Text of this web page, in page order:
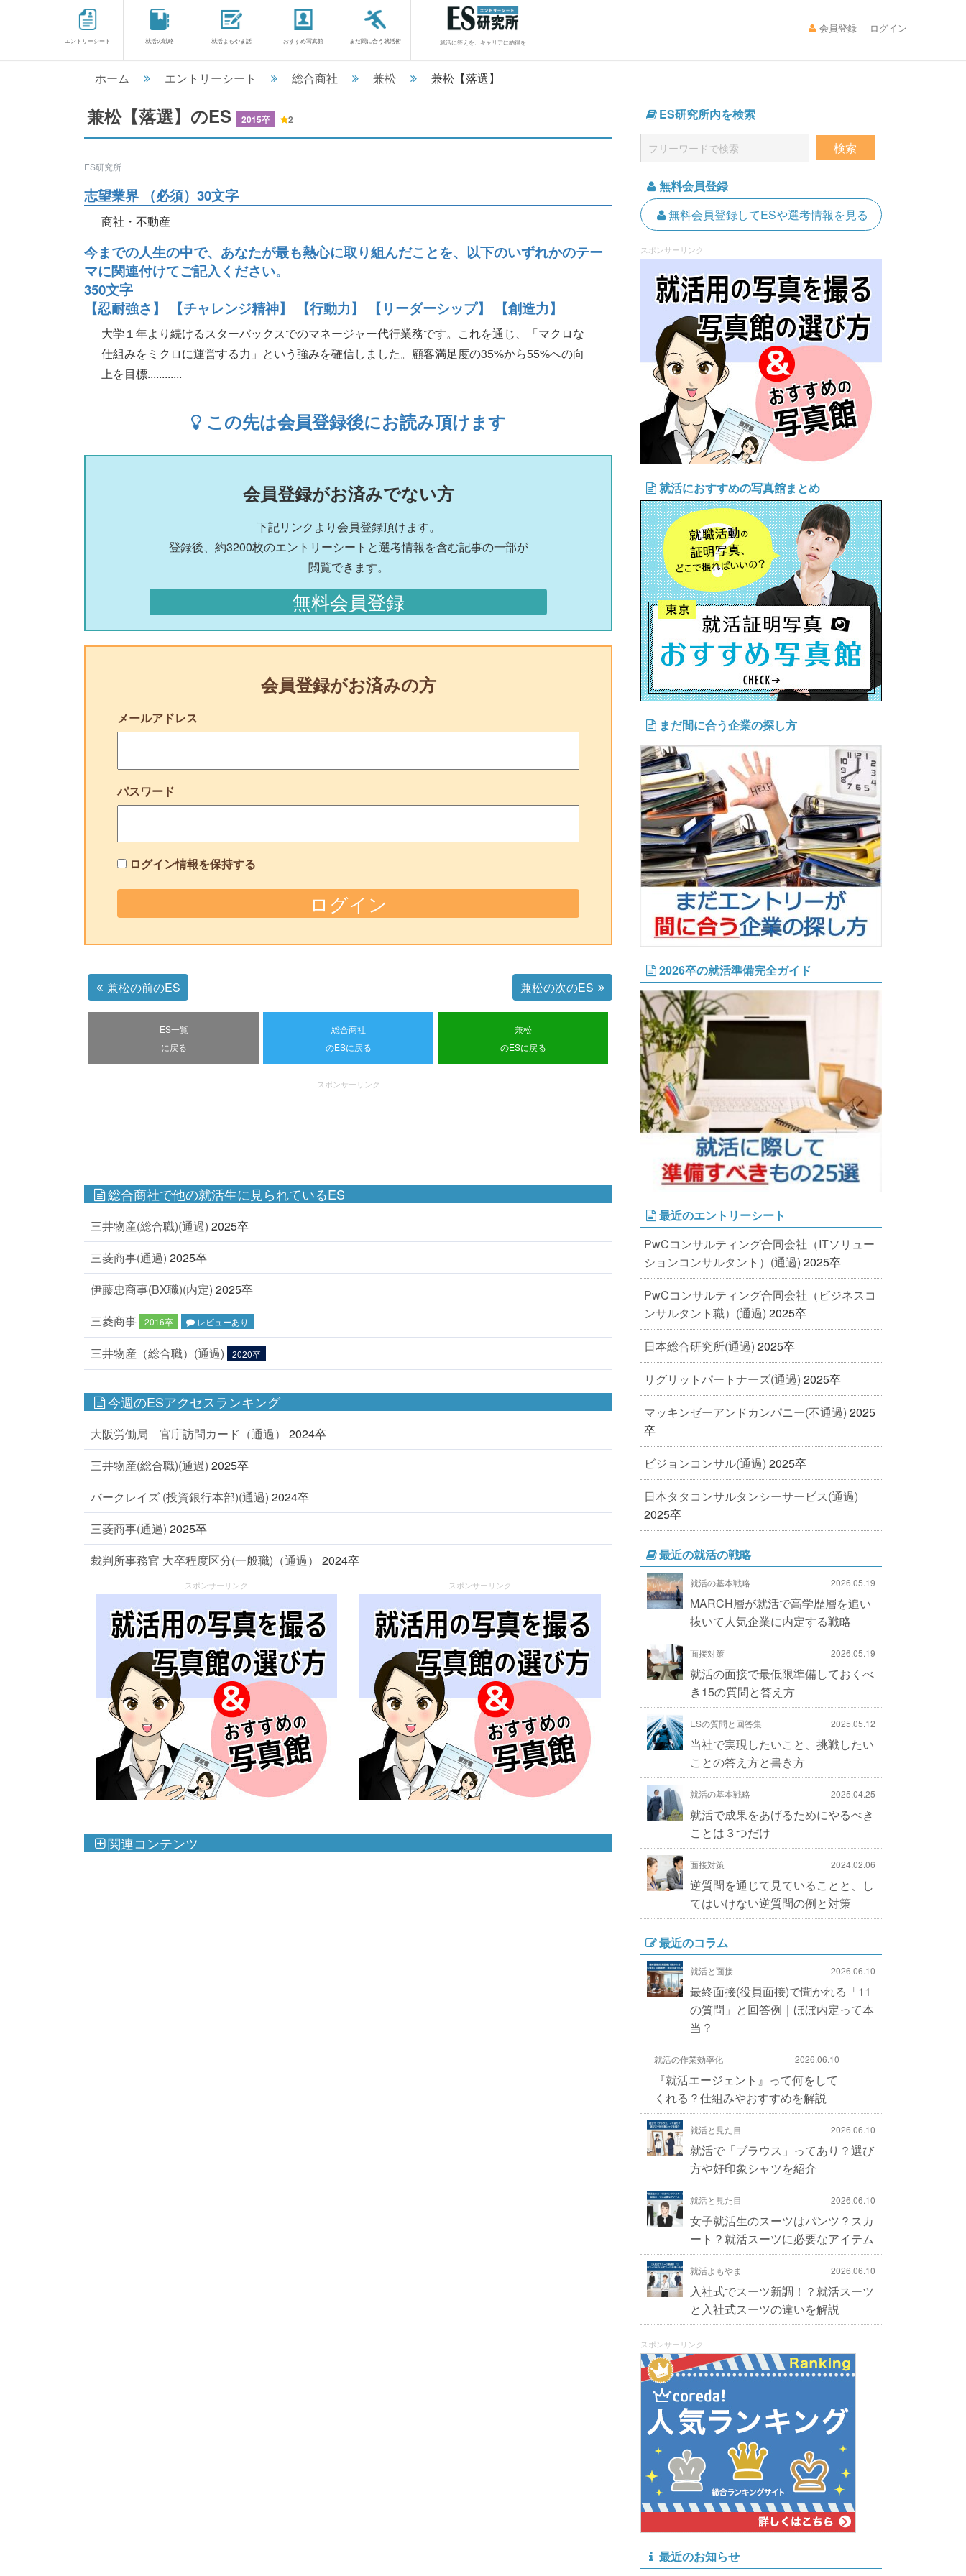
エントリーシート 就活の戦略 就活よもやま話 おすすめ写真館 まだ間に合う就活術 就活に答えを、キャリアに納得を
会員登録 ログイン
ホーム エントリーシート 総合商社 兼松 兼松【落選】
兼松【落選】のES 2015卒 2
ES研究所
志望業界 （必須）30文字
商社・不動産
今までの人生の中で、あなたが最も熱心に取り組んだことを、以下のいずれかのテー
マに関連付けてご記入ください。
350文字
【忍耐強さ】 【チャレンジ精神】 【行動力】 【リーダーシップ】 【創造力】
大学１年より続けるスターバックスでのマネージャー代行業務です。これを通じ、「マクロな
仕組みをミクロに運営する力」という強みを確信しました。顧客満足度の35%から55%への向
上を目標............
この先は会員登録後にお読み頂けます
会員登録がお済みでない方
下記リンクより会員登録頂けます。
登録後、約3200枚のエントリーシートと選考情報を含む記事の一部が
閲覧できます。
無料会員登録
会員登録がお済みの方
メールアドレス
パスワード
ログイン情報を保持する
兼松の前のES 兼松の次のES
ES一覧
に戻る
総合商社
のESに戻る
兼松
のESに戻る
スポンサーリンク
総合商社で他の就活生に見られているES
三井物産(総合職)(通過) 2025卒
三菱商事(通過) 2025卒
伊藤忠商事(BX職)(内定) 2025卒
三菱商事
2016卒 レビューあり
三井物産（総合職）(通過) 2020卒
今週のESアクセスランキング
大阪労働局 官庁訪問カード（通過）
2024卒
三井物産(総合職)(通過) 2025卒
バークレイズ (投資銀行本部)(通過) 2024卒
三菱商事(通過) 2025卒
裁判所事務官 大卒程度区分(一般職)（通過）
2024卒
スポンサーリンク スポンサーリンク
関連コンテンツ
ES研究所内を検索
無料会員登録
無料会員登録してESや選考情報を見る
スポンサーリンク
就活におすすめの写真館まとめ
まだ間に合う企業の探し方
2026卒の就活準備完全ガイド
最近のエントリーシート
PwCコンサルティング合同会社（ITソリュー
ションコンサルタント）(通過) 2025卒
PwCコンサルティング合同会社（ビジネスコ
ンサルタント職）(通過) 2025卒
日本総合研究所(通過) 2025卒
リグリットパートナーズ(通過) 2025卒
マッキンゼーアンドカンパニー(不通過) 2025
卒
ビジョンコンサル(通過) 2025卒
日本タタコンサルタンシーサービス(通過)
2025卒
最近の就活の戦略
就活の基本戦略 2026.05.19
MARCH層が就活で高学歴層を追い
抜いて人気企業に内定する戦略
面接対策 2026.05.19
就活の面接で最低限準備しておくべ
き15の質問と答え方
ESの質問と回答集 2025.05.12
当社で実現したいこと、挑戦したい
ことの答え方と書き方
就活の基本戦略 2025.04.25
就活で成果をあげるためにやるべき
ことは３つだけ
面接対策 2024.02.06
逆質問を通じて見ていることと、し
てはいけない逆質問の例と対策
最近のコラム
就活と面接 2026.06.10
最終面接(役員面接)で聞かれる「11
の質問」と回答例｜ほぼ内定って本
当？
就活の作業効率化 2026.06.10
『就活エージェント』って何をして
くれる？仕組みやおすすめを解説
就活と見た目 2026.06.10
就活で「ブラウス」ってあり？選び
方や好印象シャツを紹介
就活と見た目 2026.06.10
女子就活生のスーツはパンツ？スカ
ート？就活スーツに必要なアイテム
就活よもやま 2026.06.10
入社式でスーツ新調！？就活スーツ
と入社式スーツの違いを解説
スポンサーリンク
最近のお知らせ